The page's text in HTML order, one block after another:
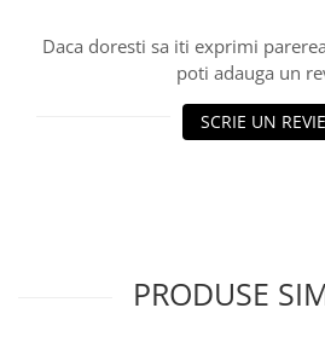
Daca doresti sa iti exprimi
poti adauga un
SCRIE UN
PRODUSE